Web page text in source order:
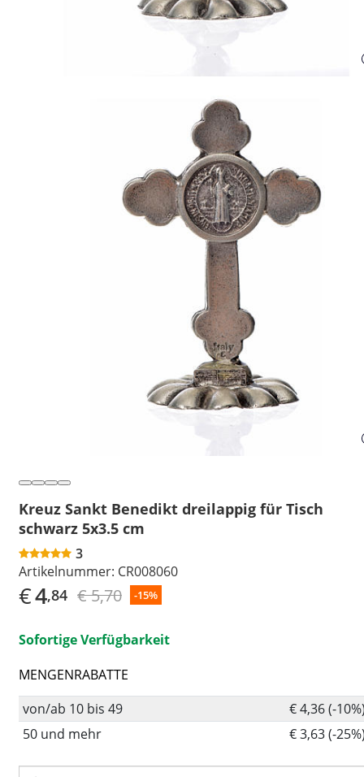
Kreuz Sankt Benedikt dreilappig für Tisch
schwarz 5x3.5 cm
3
Artikelnummer: CR008060
€4,84 € 5,70 -15%
Sofortige Verfügbarkeit
MENGENRABATTE
von/ab 10 bis 49
€ 4,36 (-
50 und mehr
€ 3,63 (-